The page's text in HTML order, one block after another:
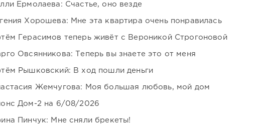
Ермолаева: Счастье, оно везде
Хорошева: Мне эта квартира очень понравилась
Герасимов теперь живёт с Вероникой Строгоновой
Овсянникова: Теперь вы знаете это от меня
Рышковский: В ход пошли деньги
Жемчугова: Моя большая любовь, мой дом
Дом-2 на 6/08/2026
Пинчук: Мне сняли брекеты!